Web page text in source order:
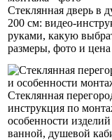
Стеклянная дверь в
200 см: видео-
руками, какую
размеры, фото и цена
Стеклянная
инструкция по
особенности
ванной, душевой